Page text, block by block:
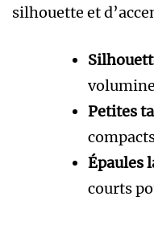
silhouette et
Petites
Épaules
courts